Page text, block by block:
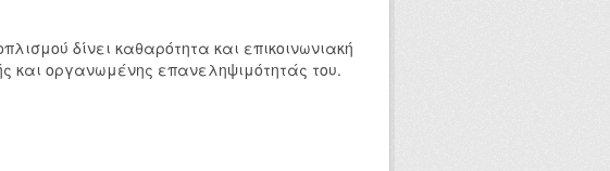
δίνει καθαρότητα και επικοινωνιακή
και οργανωμένης επανεληψιμότητάς του.